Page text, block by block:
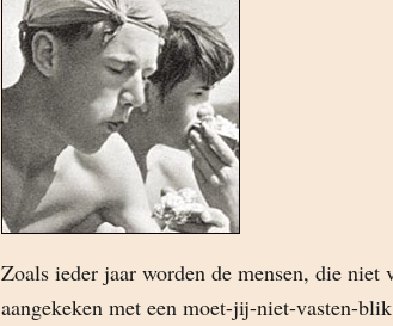
Zoals ieder jaar worden de mensen, die niet
aangekeken met een moet-jij-niet-vasten-